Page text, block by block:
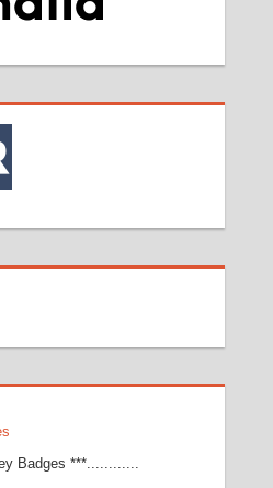
Badges ***............